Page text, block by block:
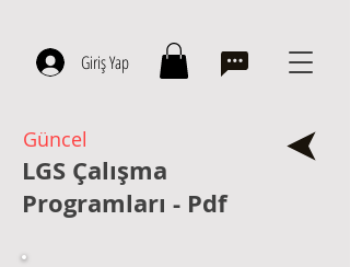
Giriş Yap
Güncel
LGS Çalışma
Programları - Pdf